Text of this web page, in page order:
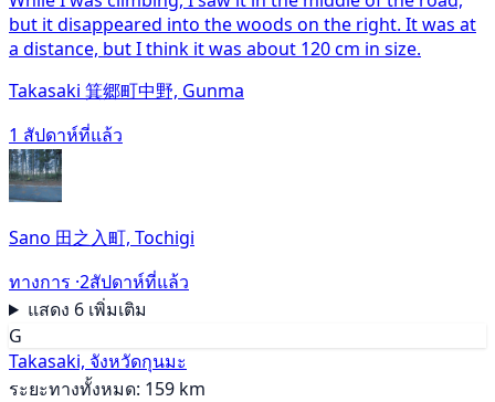
but it disappeared into the woods on the right. It was at
a distance, but I think it was about 120 cm in size.
Takasaki 箕郷町中野, Gunma
1 สัปดาห์ที่แล้ว
Sano 田之入町, Tochigi
ทางการ ·2สัปดาห์ที่แล้ว
แสดง 6 เพิ่มเติม
G
Takasaki, จังหวัดกุนมะ
ระยะทางทั้งหมด: 159 km